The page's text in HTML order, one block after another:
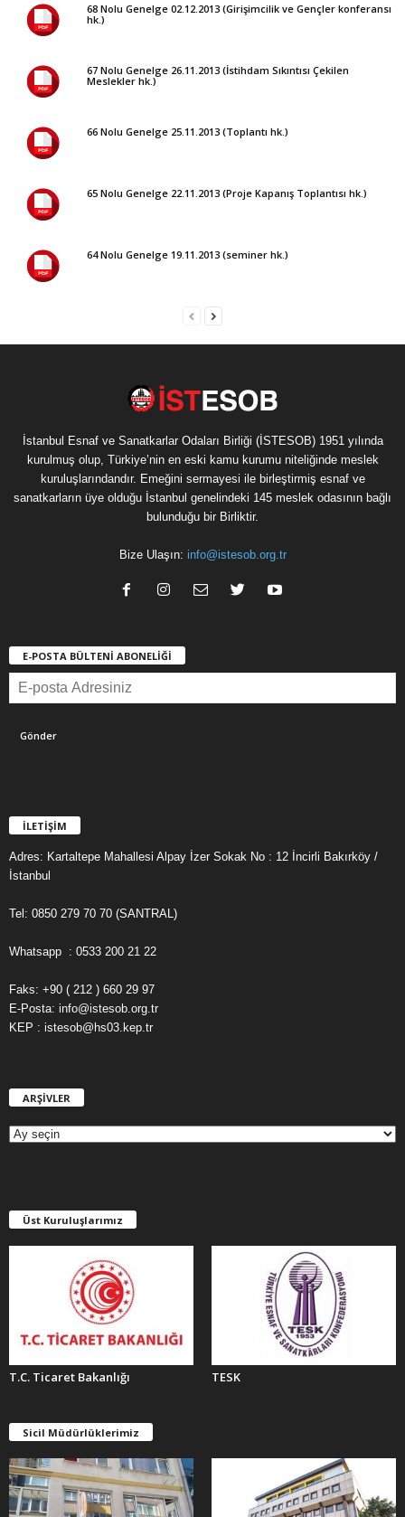
68 Nolu Genelge 02.12.2013 (Girişimcilik ve Gençler konferansı
hk.)
67 Nolu Genelge 26.11.2013 (İstihdam Sıkıntısı Çekilen
Meslekler hk.)
66 Nolu Genelge 25.11.2013 (Toplantı hk.)
65 Nolu Genelge 22.11.2013 (Proje Kapanış Toplantısı hk.)
64 Nolu Genelge 19.11.2013 (seminer hk.)
İstanbul Esnaf ve Sanatkarlar Odaları Birliği (İSTESOB) 1951 yılında
kurulmuş olup, Türkiye’nin en eski kamu kurumu niteliğinde meslek
kuruluşlarındandır. Emeğini sermayesi ile birleştirmiş esnaf ve
sanatkarların üye olduğu İstanbul genelindeki 145 meslek odasının bağlı
bulunduğu bir Birliktir.
Bize Ulaşın: info@istesob.org.tr
E-POSTA BÜLTENİ ABONELİĞİ
İLETİŞİM
Adres: Kartaltepe Mahallesi Alpay İzer Sokak No : 12 İncirli Bakırköy /
İstanbul
Tel: 0850 279 70 70 (SANTRAL)
Whatsapp : 0533 200 21 22
Faks: +90 ( 212 ) 660 29 97
E-Posta: info@istesob.org.tr
KEP : istesob@hs03.kep.tr
ARŞİVLER
E
R
Üst Kuruluşlarımız
T.C. Ticaret Bakanlığı TESK
Sicil Müdürlüklerimiz